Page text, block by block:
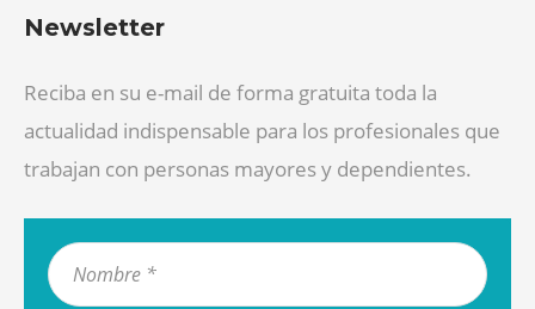
Newsletter
Reciba en su e-mail de forma gratuita toda la
actualidad indispensable para los profesionales que
trabajan con personas mayores y dependientes.